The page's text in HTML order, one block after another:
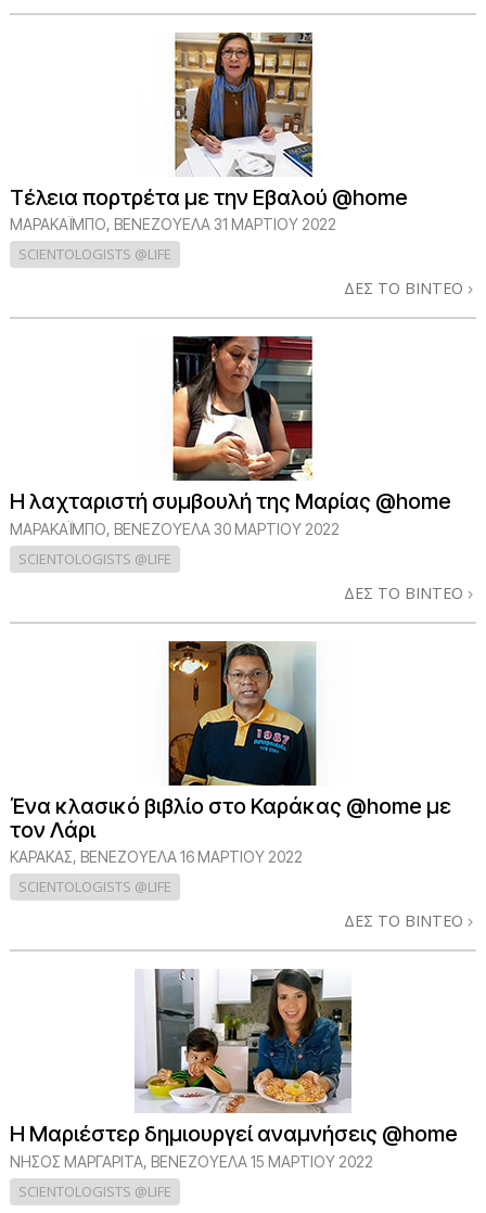
Τέλεια πορτρέτα με την Εβαλού @home
ΜΑΡΑΚΑΪΜΠΟ, ΒΕΝΕΖΟΥΕΛΑ31 ΜΑΡΤΙΟΥ 2022
SCIENTOLOGISTS @LIFE
ΔΕΣ ΤΟ ΒΙΝΤΕΟ
Η λαχταριστή συμβουλή της Μαρίας @home
ΜΑΡΑΚΑΪΜΠΟ, ΒΕΝΕΖΟΥΕΛΑ30 ΜΑΡΤΙΟΥ 2022
SCIENTOLOGISTS @LIFE
ΔΕΣ ΤΟ ΒΙΝΤΕΟ
Ένα κλασικό βιβλίο στο Καράκας @home με
τον Λάρι
ΚΑΡΆΚΑΣ, ΒΕΝΕΖΟΥΈΛΑ16 ΜΑΡΤΙΟΥ 2022
SCIENTOLOGISTS @LIFE
ΔΕΣ ΤΟ ΒΙΝΤΕΟ
Η Μαριέστερ δημιουργεί αναμνήσεις @home
ΝΉΣΟΣ ΜΑΡΓΑΡΊΤΑ, ΒΕΝΕΖΟΥΈΛΑ15 ΜΑΡΤΙΟΥ 2022
SCIENTOLOGISTS @LIFE